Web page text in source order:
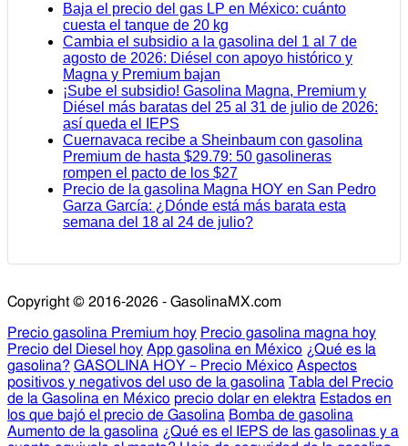
Baja el precio del gas LP en México: cuánto
cuesta el tanque de 20 kg
Cambia el subsidio a la gasolina del 1 al 7 de
agosto de 2026: Diésel con apoyo histórico y
Magna y Premium bajan
¡Sube el subsidio! Gasolina Magna, Premium y
Diésel más baratas del 25 al 31 de julio de 2026:
así queda el IEPS
Cuernavaca recibe a Sheinbaum con gasolina
Premium de hasta $29.79: 50 gasolineras
rompen el pacto de los $27
Precio de la gasolina Magna HOY en San Pedro
Garza García: ¿Dónde está más barata esta
semana del 18 al 24 de julio?
Copyright © 2016-2026 - GasolinaMX.com
Precio gasolina Premium hoy Precio gasolina magna hoy
Precio del Diesel hoy App gasolina en México ¿Qué es la
gasolina? GASOLINA HOY – Precio México Aspectos
positivos y negativos del uso de la gasolina Tabla del Precio
de la Gasolina en México precio dolar en elektra Estados en
los que bajó el precio de Gasolina Bomba de gasolina
Aumento de la gasolina ¿Qué es el IEPS de las gasolinas y a